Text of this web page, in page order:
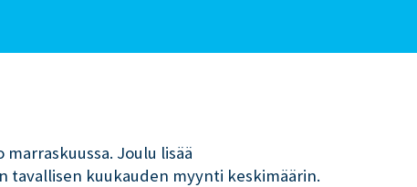
Joulu lisää
tavallisen kuukauden myynti keskimäärin.